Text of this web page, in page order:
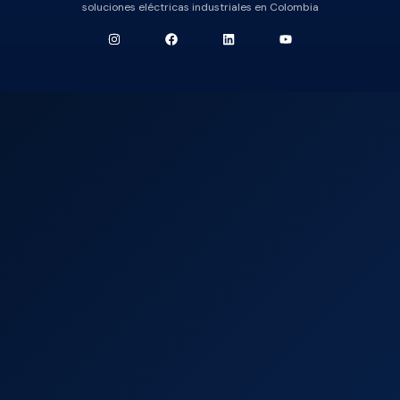
soluciones eléctricas industriales en Colombia